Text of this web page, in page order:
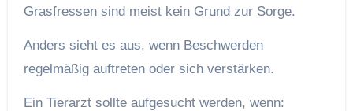
Grasfressen sind meist kein Grund zur Sorge.
Anders sieht es aus, wenn Beschwerden
regelmäßig auftreten oder sich verstärken.
Ein Tierarzt sollte aufgesucht werden, wenn: